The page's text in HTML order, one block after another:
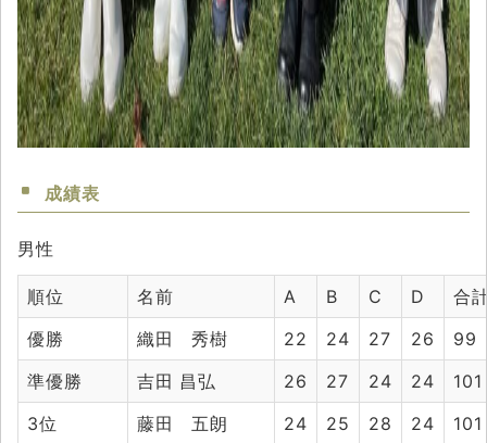
成績表
男性
順位 名前 A B C D
合
優勝
織田 秀樹 22 24 27 26
99
準優勝
吉田 昌弘 26 27 24 24
101
3位
藤田 五朗 24 25 28 24
101